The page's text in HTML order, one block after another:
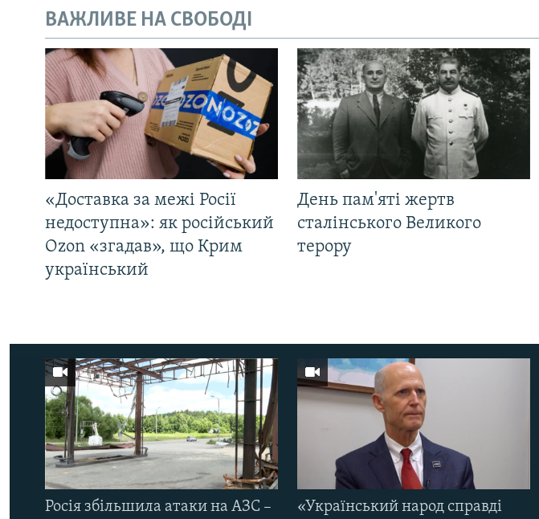
ВАЖЛИВЕ НА СВОБОДІ
«Доставка за межі Росії
недоступна»: як російський
Ozon «згадав», що Крим
український
День пам'яті жертв
сталінського Великого
терору
Росія збільшила атаки на АЗС –
«Український народ справді